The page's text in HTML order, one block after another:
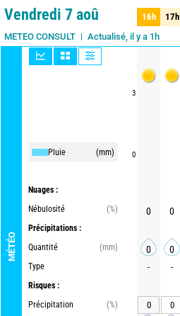
Live 1 jour 3 jours 15 jours
Vendredi 7 aoû
METEO CONSULT Actualisé, il y a 1h
MÉTÉO
Pluie (mm)
Nuages :
Nébulosité
(%)
Précipitations :
Quantité
(mm)
Type
Risques :
Précipitation
(%)
3
0
16h 17h
16h 17h
0 0
0 0
- -
0 0